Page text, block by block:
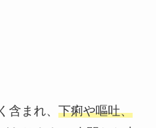
含まれ、 下痢や嘔吐、